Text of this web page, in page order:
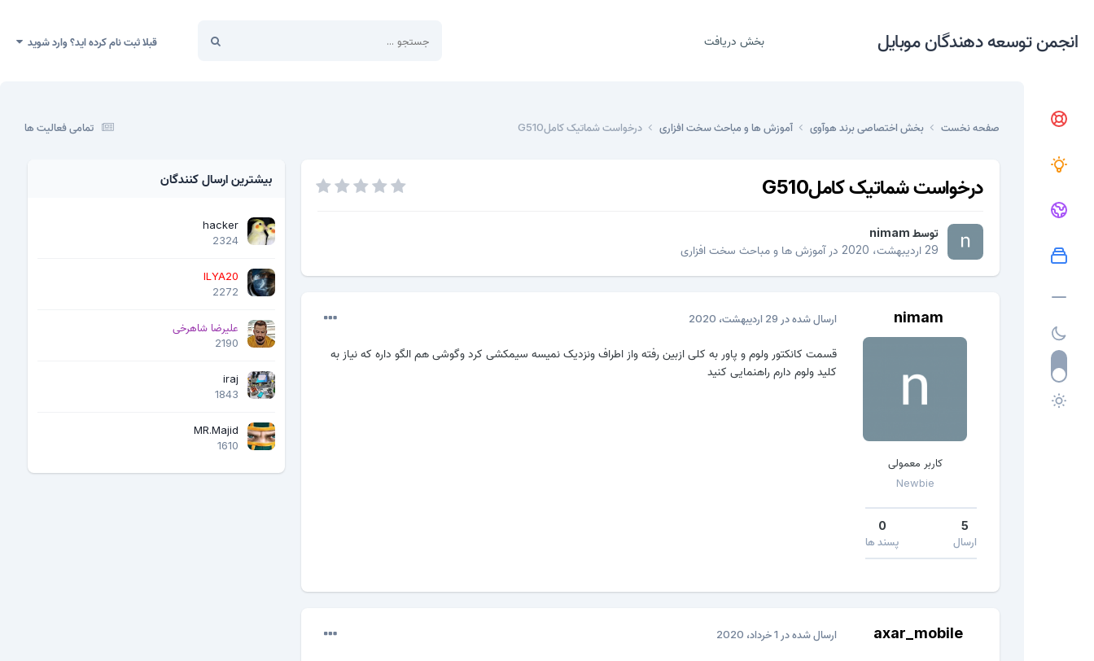
انجمن توسعه دهندگان موبایل بخش دریافت قبلا ثبت نام کرده اید؟ وارد شوید
تمامی فعالیت ها صفحه نخست بخش اختصاصی برند هوآوی آموزش ها و مباحث سخت افزاری درخواست شماتیک کاملG510
درخواست شماتیک کاملG510
توسط nimam
29 اردیبهشت، 2020
درآموزش ها و مباحث سخت افزاری
nimam
کاربر معمولی
Newbie
5
ارسال
0
پسند ها
ارسال شده در 29 اردیبهشت، 2020
قسمت کانکتور ولوم و پاور به کلی ازبین رفته واز اطراف ونزدیک نمیسه سیمکشی کرد وگوشی هم الگو داره که نیاز به
کلید ولوم دارم راهنمایی کنید
axar_mobile ارسال شده در 1 خرداد، 2020
بیشترین ارسال کنندگان
hacker
2324
ILYA20
2272
علیرضا شاهرخی
2190
iraj
1843
MR.Majid
1610